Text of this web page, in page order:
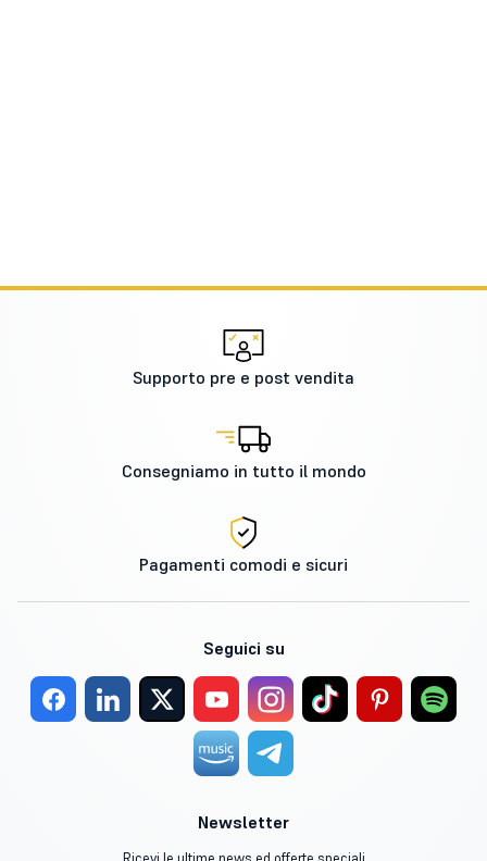
Supporto pre e post vendita
Consegniamo in tutto il mondo
Pagamenti comodi e sicuri
Seguici su
Newsletter